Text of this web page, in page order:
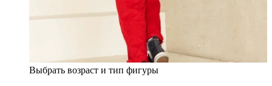
Выбрать возраст и тип фигуры